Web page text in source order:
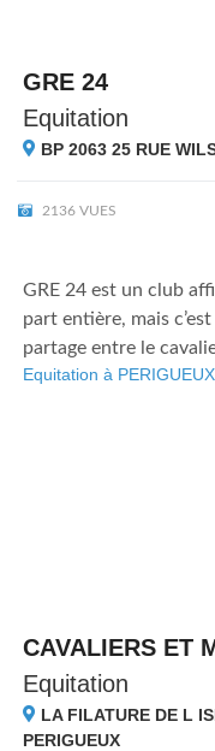
GRE 24
Equitation
BP 2063 25 RUE
2136 VUES
GRE 24 est un club
part entière, mais
partage entre le
Equitation à
CAVALIERS ET
Equitation
LA FILATURE DE L
PERIGUEUX